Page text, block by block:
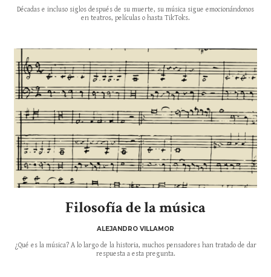
Décadas e incluso siglos después de su muerte, su música sigue emocionándonos
en teatros, películas o hasta TikToks.
Filosofía de la música
ALEJANDRO VILLAMOR
¿Qué es la música? A lo largo de la historia, muchos pensadores han tratado de dar
respuesta a esta pregunta.